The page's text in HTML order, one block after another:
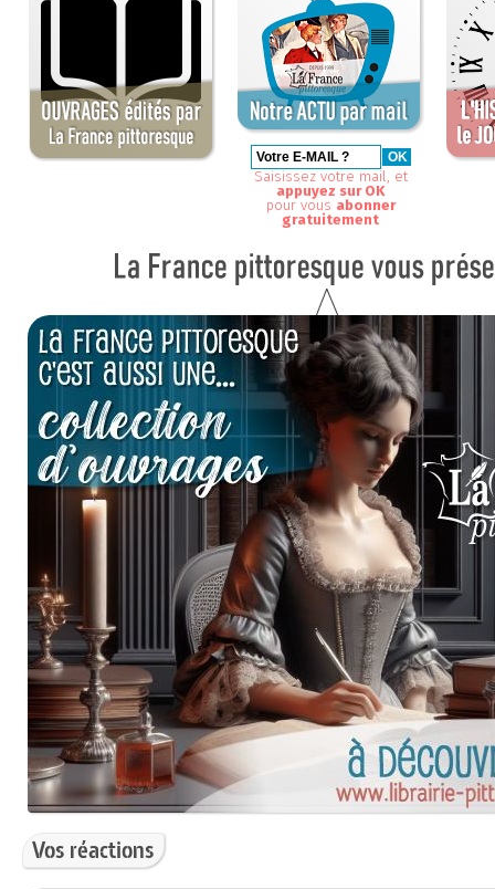
Saisissez votre mail, et
appuyez sur OK
pour vous abonner
gratuitement
Vos réactions